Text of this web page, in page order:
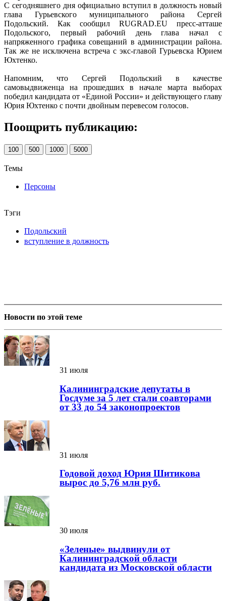
С сегодняшнего дня официально вступил в должность новый
глава Гурьевского муниципального района Сергей
Подольский. Как сообщил RUGRAD.EU пресс-атташе
Подольского, первый рабочий день глава начал с
напряженного графика совещаний в администрации района.
Так же не исключена встреча с экс-главой Гурьевска Юрием
Юхтенко.
Напомним, что Сергей Подольский в качестве
самовыдвиженца на прошедших в начале марта выборах
победил кандидата от «Единой России» и действующего главу
Юрия Юхтенко с почти двойным перевесом голосов.
Поощрить публикацию:
100 500 1000 5000
Темы
Персоны
Тэги
Подольский
вступление в должность
Новости по этой теме
31 июля
Калининградские депутаты в
Госдуме за 5 лет стали соавторами
от 33 до 54 законопроектов
31 июля
Годовой доход Юрия Шитикова
вырос до 5,76 млн руб.
30 июля
«Зеленые» выдвинули от
Калининградской области
кандидата из Московской области